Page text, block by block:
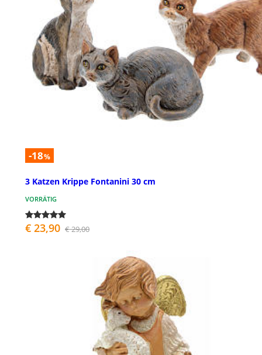
-18%
3 Katzen Krippe Fontanini 30 cm
VORRÄTIG
€ 23,90 € 29,00